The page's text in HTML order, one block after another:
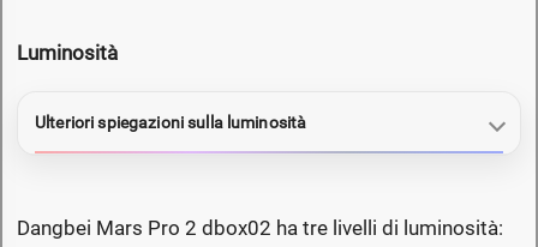
Luminosità
Ulteriori spiegazioni sulla luminosità
Dangbei Mars Pro 2 dbox02 ha tre livelli di luminosità: